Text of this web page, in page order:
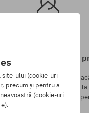
celui mai mic
cele mai bune prețuri, dar
produs într-un alt e-shop la
- reducem prețul, special
site-ului (cookie-uri
precum și pentru a
(cookie-uri